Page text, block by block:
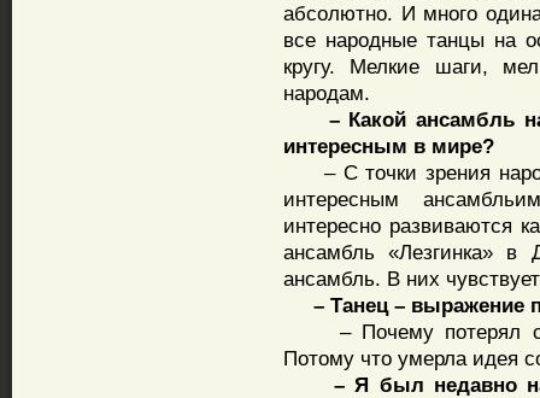
абсолютно. И много
все народные танцы на
кругу. Мелкие шаги,
народам.
– Какой ансамбль
интересным в мире?
– С точки зрения
интересным
интересно развиваются
ансамбль «Лезгинка» в
ансамбль. В них
– Танец – выражение
– Почему потерял
Потому что умерла идея
– Я был недавно на